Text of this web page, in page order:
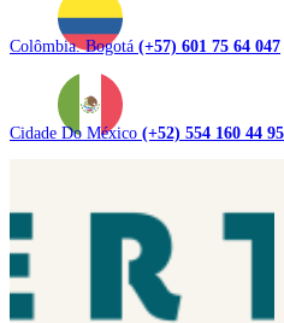
Colômbia. Bogotá (+57) 601 75 64 047
Cidade Do México (+52) 554 160 44 95